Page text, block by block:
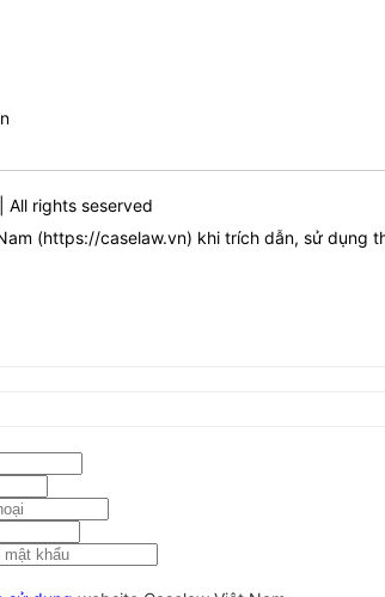
All rights seserved
(https://caselaw.vn) khi trích dẫn, sử dụng